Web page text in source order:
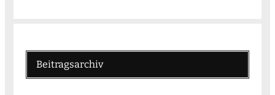
Beitragsarchiv